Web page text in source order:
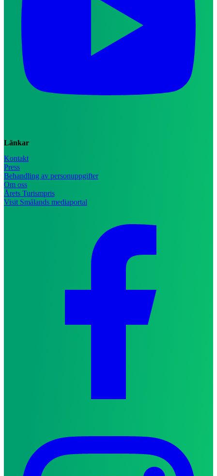
Länkar
Kontakt
Press
Behandling av personuppgifter
Om oss
Årets Turismpris
Visit Smålands mediaportal